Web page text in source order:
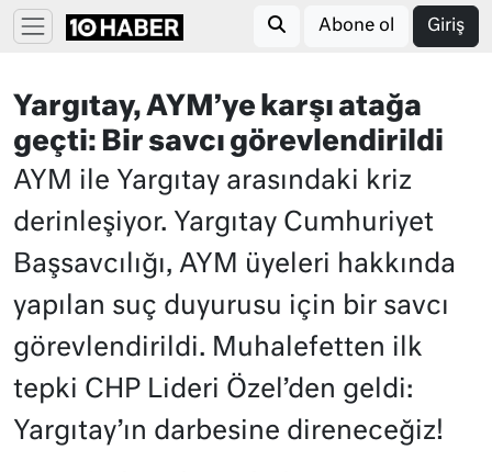
Abone ol Giriş
Yargıtay, AYM’ye karşı atağa
geçti: Bir savcı görevlendirildi
AYM ile Yargıtay arasındaki kriz
derinleşiyor. Yargıtay Cumhuriyet
Başsavcılığı, AYM üyeleri hakkında
yapılan suç duyurusu için bir savcı
görevlendirildi. Muhalefetten ilk
tepki CHP Lideri Özel’den geldi:
Yargıtay’ın darbesine direneceğiz!